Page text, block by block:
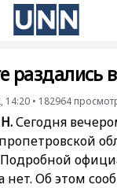
раздались
14:20 • 182964
Сегодня
Об этом